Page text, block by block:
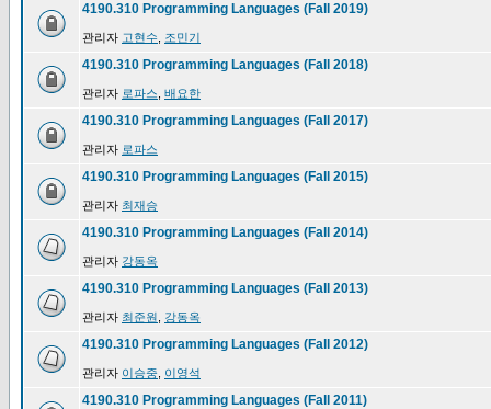
4190.310 Programming Languages (Fall 2019)
관리자 고현수 조민기
4190.310 Programming Languages (Fall 2018)
관리자 로파스 배요한
4190.310 Programming Languages (Fall 2017)
관리자 로파스
4190.310 Programming Languages (Fall 2015)
관리자 최재승
4190.310 Programming Languages (Fall 2014)
관리자 강동옥
4190.310 Programming Languages (Fall 2013)
관리자 최준원 강동옥
4190.310 Programming Languages (Fall 2012)
관리자 이승중 이영석
4190.310 Programming Languages (Fall 2011)